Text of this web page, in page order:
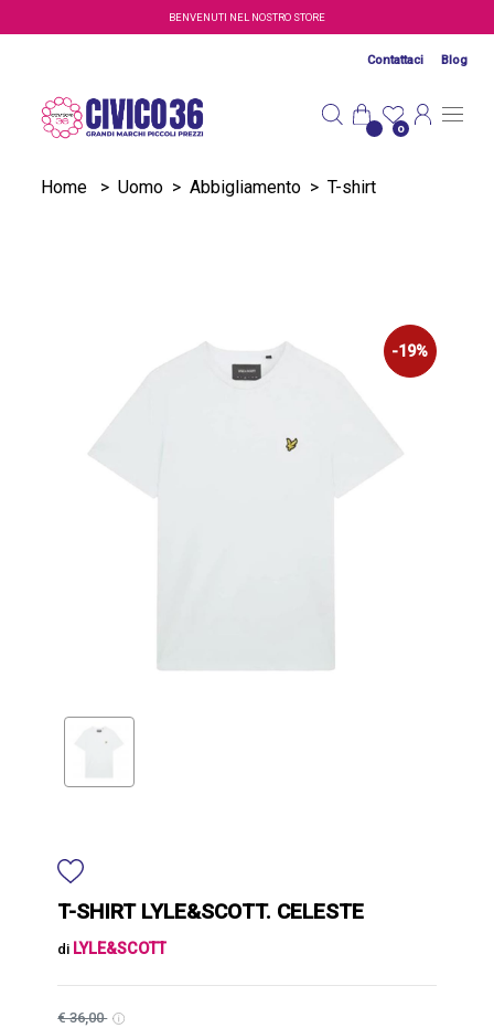
Salta al contenuto principaleBENVENUTI NEL NOSTRO STORE
Contattaci Blog
0
Home > Uomo > Abbigliamento > T-shirt
-19%
T-SHIRT LYLE&SCOTT. CELESTE
di LYLE&SCOTT
€ 36,00